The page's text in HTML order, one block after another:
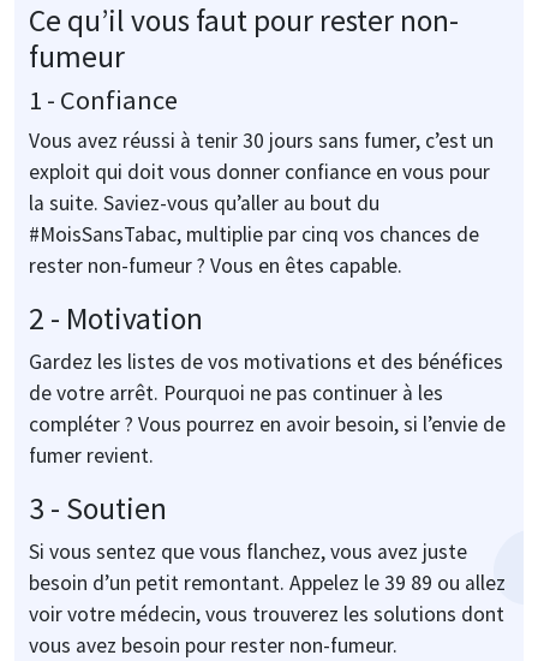
Ce qu’il vous faut pour rester non-
fumeur
1 - Confiance
Vous avez réussi à tenir 30 jours sans fumer, c’est un
exploit qui doit vous donner confiance en vous pour
la suite. Saviez-vous qu’aller au bout du
#MoisSansTabac, multiplie par cinq vos chances de
rester non-fumeur ? Vous en êtes capable.
2 - Motivation
Gardez les listes de vos motivations et des bénéfices
de votre arrêt. Pourquoi ne pas continuer à les
compléter ? Vous pourrez en avoir besoin, si l’envie de
fumer revient.
3 - Soutien
Si vous sentez que vous flanchez, vous avez juste
besoin d’un petit remontant. Appelez le 39 89 ou allez
voir votre médecin, vous trouverez les solutions dont
vous avez besoin pour rester non-fumeur.